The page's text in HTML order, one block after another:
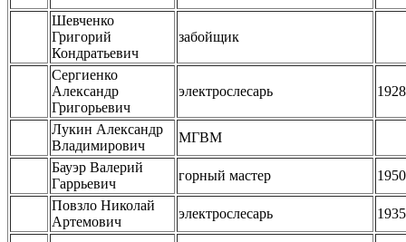
Шевченко
Григорий
Кондратьевич
забойщик
Сергиенко
Александр
Григорьевич
электрослесарь 1928
Лукин Александр
Владимирович
МГВМ
Бауэр Валерий
Гаррьевич
горный мастер
1950
Повзло Николай
Артемович
электрослесарь 1935